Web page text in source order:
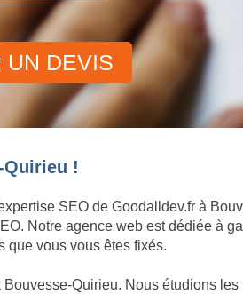
UN DEVIS
Quirieu !
SEO de Goodalldev.fr à
Notre agence web est dédiée à
que vous vous êtes fixés.
Quirieu. Nous étudions les